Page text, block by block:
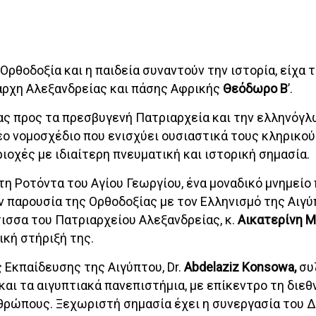
και η παιδεία συναντούν την ιστορία, είχα
Αλεξανδρείας και πάσης Αφρικής Θεόδωρο Β’.
προς τα πρεσβυγενή Πατριαρχεία και την
νομοσχέδιο που ενισχύει ουσιαστικά τους
με ιδιαίτερη πνευματική και ιστορική σημασία.
Ροτόντα του Αγίου Γεωργίου, ένα μοναδικό μνημείο
παρουσία της Ορθοδοξίας με τον Ελληνισμό της
του Πατριαρχείου Αλεξανδρείας, κ. Αικατερίνη
στήριξή της.
της Αιγύπτου, Dr. Abdelaziz Konsowa,
τα αιγυπτιακά πανεπιστήμια, με επίκεντρο τη
Ξεχωριστή σημασία έχει η συνεργασία του